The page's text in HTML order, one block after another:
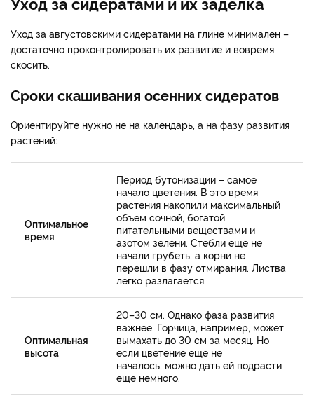
Уход за августовскими сидератами на глине минимален –
достаточно проконтролировать их развитие и вовремя
скосить.
Сроки скашивания осенних сидератов
Ориентируйте нужно не на календарь, а на фазу развития
растений:
Оптимальное
время
Период бутонизации – самое
начало цветения. В это время
растения накопили максимальный
объем сочной, богатой
питательными веществами и
азотом зелени. Стебли еще не
начали грубеть, а корни не
перешли в фазу отмирания. Листва
легко разлагается.
Оптимальная
высота
20–30 см. Однако фаза развития
важнее. Горчица, например, может
вымахать до 30 см за месяц. Но
если цветение еще не
началось, можно дать ей подрасти
еще немного.